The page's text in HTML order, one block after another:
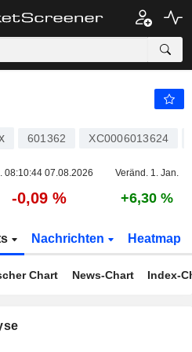
-0,09 %
601362 XC0006013624
08:10:44 07.08.2026 Veränd. 1. Jan.
-0,09 % +6,30 %
Nachrichten Heatmap
Chart News-Chart Index-